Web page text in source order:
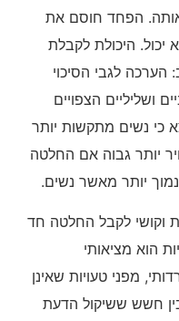
הפחד חוסם את
יכול. היכולת לקבלת
לגבי הסיכוי
ושליליים הצפויים
נשים מתקשות יותר
יותר גבוה אם החלטה
יותר מאשר נשים.
וקושי לקבל החלטה חד
הוא מציאותי
מפני טעויות שאינן
חשש ששיקול הדעת